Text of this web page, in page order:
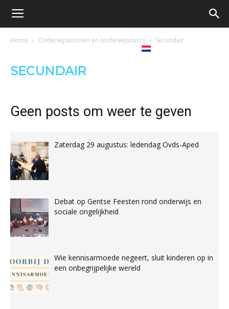
Oproep
democratische
school
Home Onderwijsvormen en onderwijsnivo's Secundair
SECUNDAIR
Geen posts om weer te geven
Zaterdag 29 augustus: ledendag Ovds-Aped
Debat op Gentse Feesten rond onderwijs en
sociale ongelijkheid
Wie kennisarmoede negeert, sluit kinderen op in
een onbegrijpelijke wereld